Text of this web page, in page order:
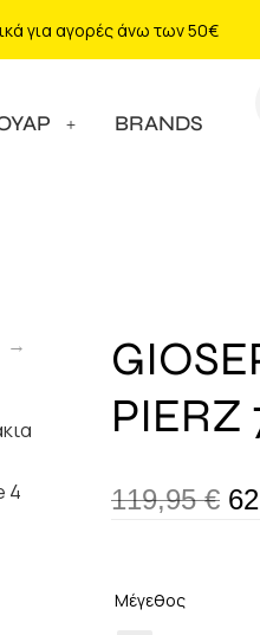
για αγορές άνω των 50€
BRANDS
PIERZ
119,95€
Μέγεθος